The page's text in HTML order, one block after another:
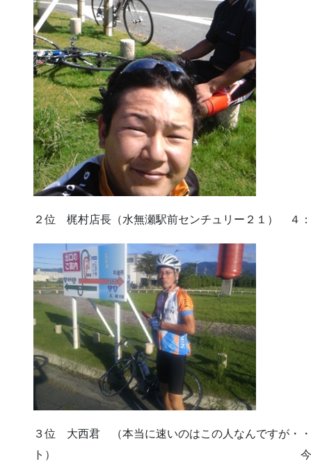
２位 梶村店長（水無瀬駅前センチュリー２１） ４
３位 大西君 （本当に速いのはこの人なんですが・
ト） 今回は、体調が悪か